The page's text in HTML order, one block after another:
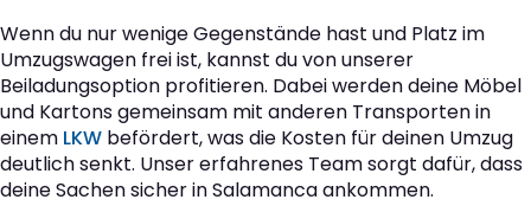
Wenn du nur wenige Gegenstände hast und Platz im
Umzugswagen frei ist, kannst du von unserer
Beiladungsoption profitieren. Dabei werden deine Möbel
und Kartons gemeinsam mit anderen Transporten in
einem LKW befördert, was die Kosten für deinen Umzug
deutlich senkt. Unser erfahrenes Team sorgt dafür, dass
deine Sachen sicher in Salamanca ankommen.